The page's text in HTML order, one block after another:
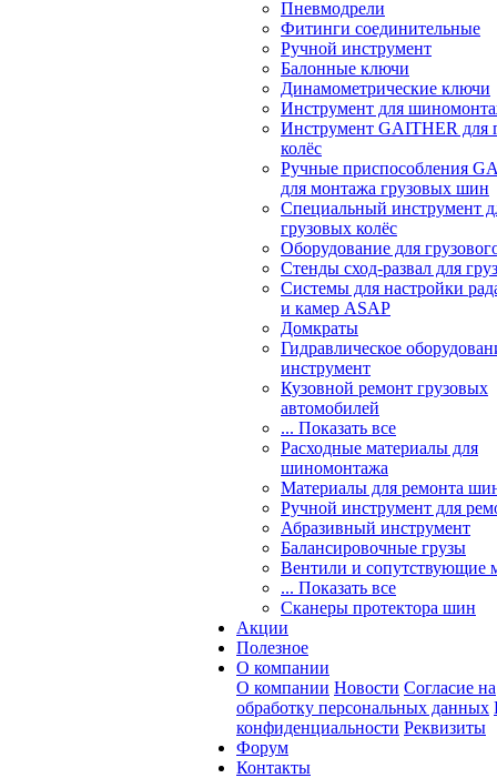
Пневмодрели
Фитинги соединительные
Ручной инструмент
Балонные ключи
Динамометрические ключи
Инструмент для
Инструмент GAITHER для
колёс
Ручные приспособления
для монтажа грузовых шин
Специальный инструмент
грузовых колёс
Оборудование для
Стенды сход-развал для
Системы для настройки
и камер ASAP
Домкраты
Гидравлическое
инструмент
Кузовной ремонт грузовых
автомобилей
... Показать все
Расходные материалы для
шиномонтажа
Материалы для ремонта
Ручной инструмент для
Абразивный инструмент
Балансировочные грузы
Вентили и сопутствующие
... Показать все
Сканеры протектора шин
Акции
Полезное
О компании
О компании Новости Согласие на
обработку персональных данных
конфиденциальности Реквизиты
Форум
Контакты